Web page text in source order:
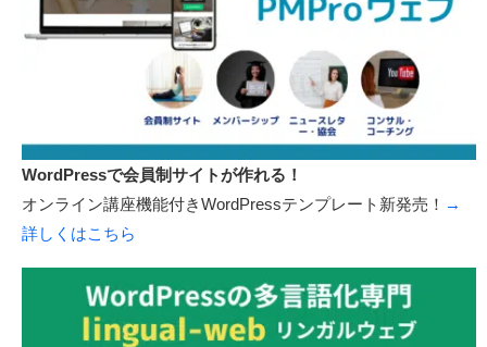
WordPressで会員動画サイトが作れる！
オンライン講座機能付きWordPressテンプレート新発売！